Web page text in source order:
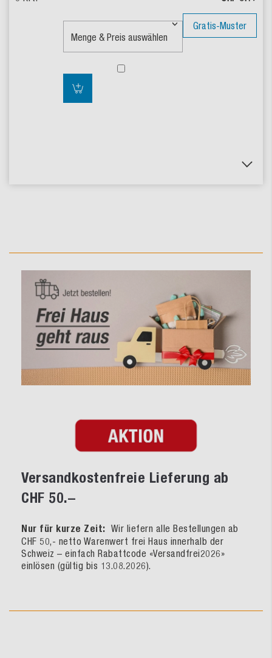
Gratis-Muster
Versandkostenfreie Lieferung ab
CHF 50.–
Nur für kurze Zeit: Wir liefern alle Bestellungen ab
CHF 50,- netto Warenwert frei Haus innerhalb der
Schweiz – einfach Rabattcode «Versandfrei2026»
einlösen (gültig bis 13.08.2026).